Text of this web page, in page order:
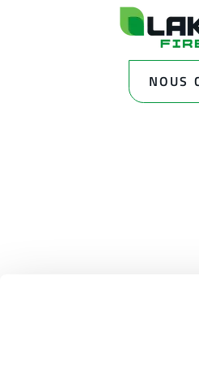
NOUS